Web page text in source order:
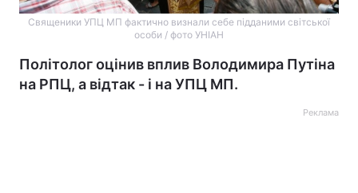
Священики УПЦ МП фактично визнали себе підданими світської
особи / фото УНІАН
Політолог оцінив вплив Володимира Путіна
на РПЦ, а відтак - і на УПЦ МП.
Реклама